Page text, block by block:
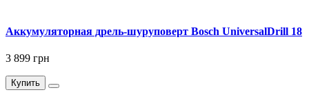
Аккумуляторная дрель-шуруповерт Bosch UniversalDrill 18
3 899 грн
Купить